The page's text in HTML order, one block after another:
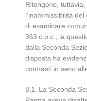
Ritengono,
l’inammissibilità
di esaminare
363 c.p.c., la
dalla Seconda
disposta ha
contrasti in seno
8.1. La Seconda